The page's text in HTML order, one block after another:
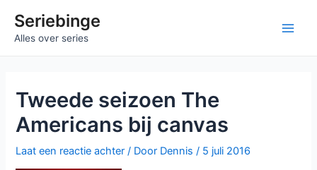
naarSeriebinge
Alles over series
Tweede seizoen The
Americans bij canvas
Laat een reactie achter / Door Dennis/ 5 juli 2016